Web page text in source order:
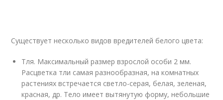
Существует несколько видов вредителей белого цвета:
Тля. Максимальный размер взрослой особи 2 мм.
Расцветка тли самая разнообразная, на комнатных
растениях встречается светло-серая, белая, зеленая,
красная, др. Тело имеет вытянутую форму, небольшие